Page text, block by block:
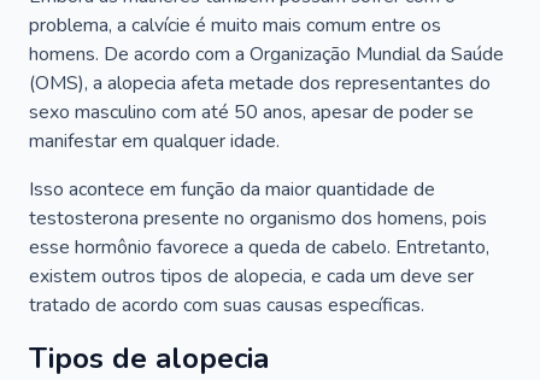
problema, a calvície é muito mais comum entre os
homens. De acordo com a Organização Mundial da Saúde
(OMS), a alopecia afeta metade dos representantes do
sexo masculino com até 50 anos, apesar de poder se
manifestar em qualquer idade.
Isso acontece em função da maior quantidade de
testosterona presente no organismo dos homens, pois
esse hormônio favorece a queda de cabelo. Entretanto,
existem outros tipos de alopecia, e cada um deve ser
tratado de acordo com suas causas específicas.
Tipos de alopecia